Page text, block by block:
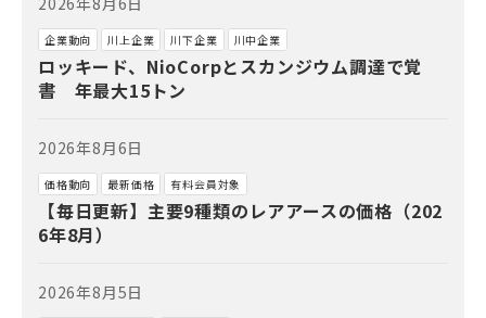
企業動向 川上企業 川下企業 川中企業
ロッキード、NioCorpとスカンジウム調達で覚
書 年最大15トン
2026年8月6日
価格動向 最新価格 有料会員対象
【毎日更新】主要9種類のレアアースの価格（202
6年8月）
2026年8月5日